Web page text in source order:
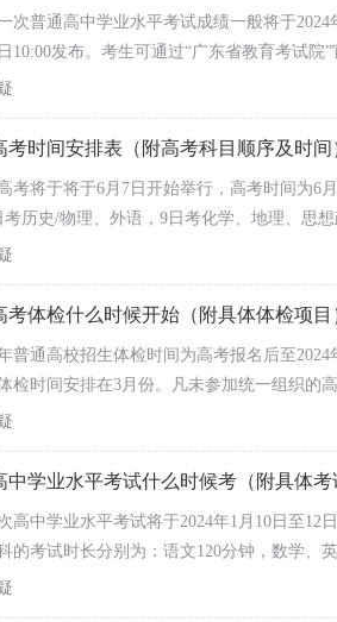
考试对象
2023年中阶段教育在校学生、往届毕业生
2023年高中阶段教育二、三年级学生，往
毕业生和社会青年
中学生毕业和升学的重要依据，考
间表（附报名入口官网）
询入口官网（操作流程）
次普通高中学业水平考试成绩一般将于
10:00发布。考生可通过“广东省教育考试
成绩。
考时间安排表（附高考科目顺序及时间
考将于将于6月7日开始举行，高考时间为6
历史/物理、外语，9日考化学、地理、思想
考体检什么时候开始（附具体体检项目
普通高校招生体检时间为高考报名后至
检时间安排在3月份。凡未参加统一组织的
中学业水平考试什么时候考（附具体考
高中学业水平考试将于2024年1月10日至12
的考试时长分别为：语文120分钟，数学、